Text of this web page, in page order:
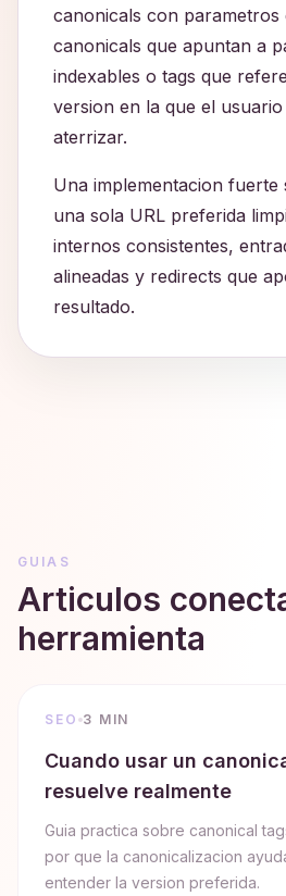
canonicals con parametros
canonicals que apuntan a
indexables o tags que
version en la que el
aterrizar.
Una implementacion fuerte
una sola URL preferida
internos consistentes,
alineadas y redirects que
resultado.
GUIAS
Articulos
herramienta
SEO 3 MIN
Cuando usar un
resuelve realmente
Guia practica sobre canonical
por que la canonicalizacion
entender la version preferida.